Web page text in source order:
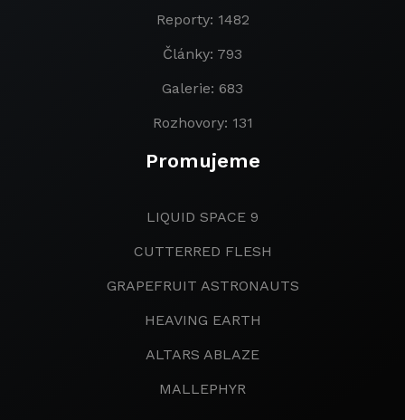
Reporty: 1482
Články: 793
Galerie: 683
Rozhovory: 131
Promujeme
LIQUID SPACE 9
CUTTERRED FLESH
GRAPEFRUIT ASTRONAUTS
HEAVING EARTH
ALTARS ABLAZE
MALLEPHYR